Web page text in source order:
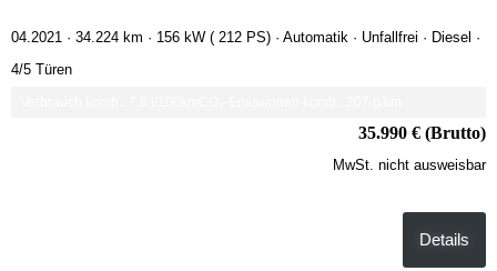
04.2021 · 34.224 km · 156 kW ( 212 PS) · Automatik · Unfallfrei · Diesel ·
4/5 Türen
35.990 € (Brutto)
MwSt. nicht ausweisbar
Details